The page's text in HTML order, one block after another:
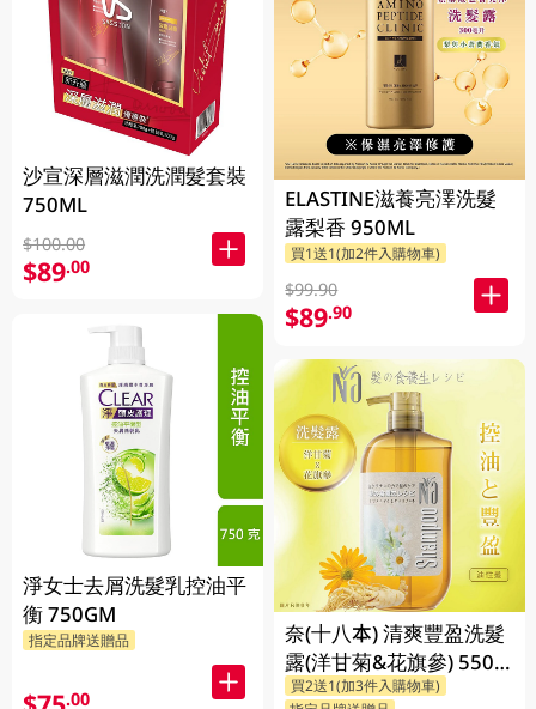
沙宣深層滋潤洗潤髮套裝
750ML
$100.00
$89.00
淨女士去屑洗髮乳控油平
衡 750GM
指定品牌送贈品
.00
ELASTINE滋養亮澤洗髮
露梨香 950ML
買1送1(加2件入購物車)
$99.90
$89.90
奈(十八本) 清爽豐盈洗髮
露(洋甘菊&花旗參) 550
ML
買2送1(加3件入購物車)